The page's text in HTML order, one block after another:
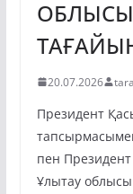
20.07.2026
Президент
пен
Ұлытау